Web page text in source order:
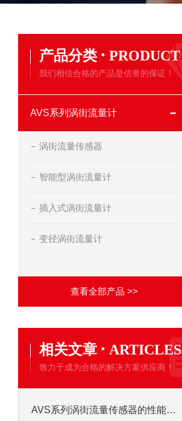
产品分类 · PRODUCT
我们相信合格的产品是信誉的保证！
AVS系列涡街流量计
涡街流量传感器
智能型涡街流量计
插入式涡街流量计
变径涡街流量计
查看全部产品 >>
相关文章 · ARTICLES
致力于成为合格的解决方案供应商！
AVS系列涡街流量传感器的性能特点